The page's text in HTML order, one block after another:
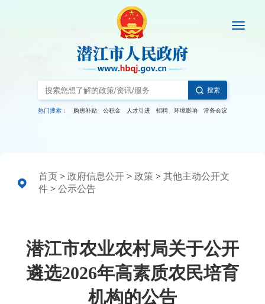
搜索
热门搜索： 购房补贴 公积金 人才引进 招聘 环境影响 常务会议
首页 > 政府信息公开 > 政策 > 其他主动公开文
件 > 公示公告
潜江市农业农村局关于公开
遴选2026年高素质农民培育
机构的公告